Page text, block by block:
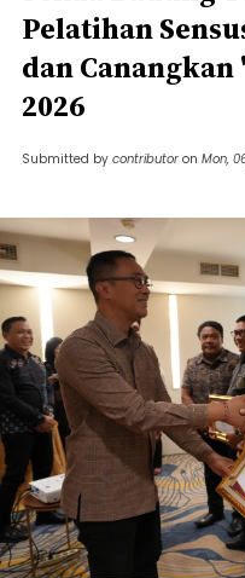
Pelatihan
dan
2026
Submitted by contributor on Mon,